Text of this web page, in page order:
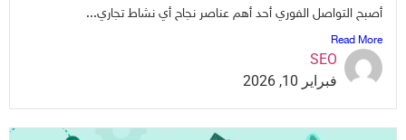
التواصل الفوري أحد أهم عناصر نجاح أي نشاط تجاري...
Read
SEO
فبراير 10, 2026